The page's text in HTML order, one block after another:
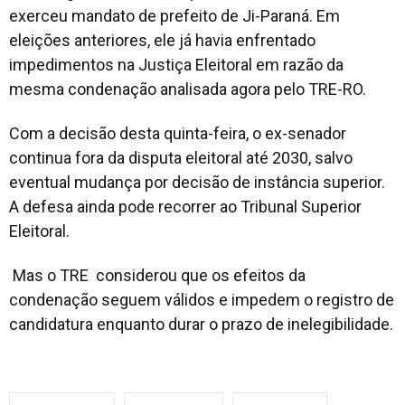
exerceu mandato de prefeito de Ji-Paraná. Em
eleições anteriores, ele já havia enfrentado
impedimentos na Justiça Eleitoral em razão da
mesma condenação analisada agora pelo TRE-RO.
Com a decisão desta quinta-feira, o ex-senador
continua fora da disputa eleitoral até 2030, salvo
eventual mudança por decisão de instância superior.
A defesa ainda pode recorrer ao Tribunal Superior
Eleitoral.
Mas o TRE considerou que os efeitos da
condenação seguem válidos e impedem o registro de
candidatura enquanto durar o prazo de inelegibilidade.